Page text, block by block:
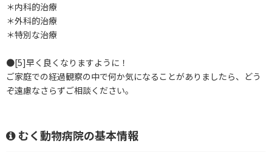
＊内科的治療
＊外科的治療
＊特別な治療
●[5]早く良くなりますように！
ご家庭での経過観察の中で何か気になることがありましたら、どう
ぞ遠慮なさらずご相談ください。
むく動物病院の基本情報